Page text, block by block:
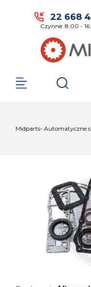
22 668
Czynne: 8:00 -
Otwórz
Midparts- Automatyczne